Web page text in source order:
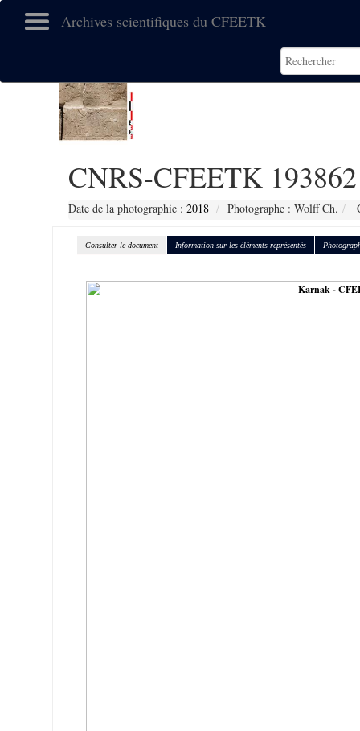
Archives scientifiques du CFEETK
CNRS-CFEETK 193862
Date de la photographie : 2018 Photographe : Wolff Ch.
Consulter le document Information sur les éléments représentés